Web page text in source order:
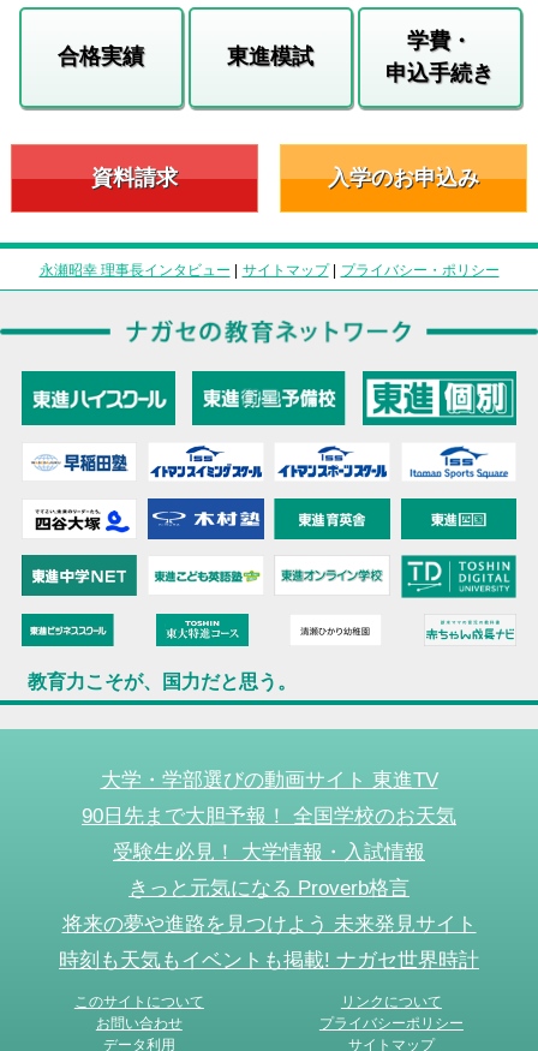
合格実績 東進模試
学費・
申込手続き
資料請求 入学のお申込み
永瀬昭幸 理事長インタビュー サイトマップ| プライバシー・ポリシー
教育力こそが、国力だと思う。
大学・学部選びの動画サイト 東進TV
90日先まで大胆予報！ 全国学校のお天気
受験生必見！ 大学情報・入試情報
きっと元気になる Proverb格言
将来の夢や進路を見つけよう 未来発見サイト
時刻も天気もイベントも掲載! ナガセ世界時計
このサイトについて
リンクについて
お問い合わせ
プライバシーポリシー
データ利用
サイトマップ